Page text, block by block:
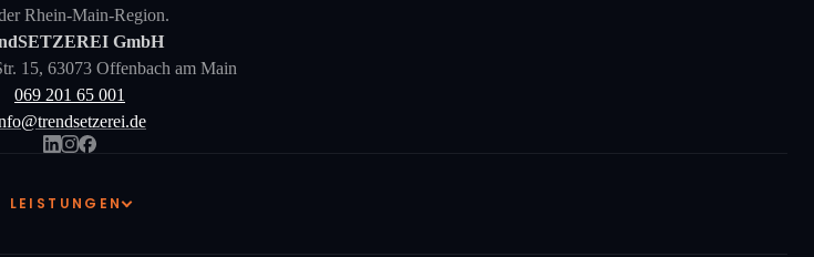
Rhein-Main-Region.
GmbH
15, 63073 Offenbach am Main
069 201 65 001
LEISTUNGEN